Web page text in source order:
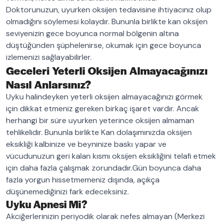
Doktorunuzun, uyurken oksijen tedavisine ihtiyacınız olup
olmadığını söylemesi kolaydır. Bununla birlikte kan oksijen
seviyenizin gece boyunca normal bölgenin altına
düştüğünden şüphelenirse, okumak için gece boyunca
izlemenizi sağlayabilirler.
Geceleri Yeterli Oksijen Almayacağınızı
Nasıl Anlarsınız?
Uyku halindeyken yeterli oksijen almayacağınızı görmek
için dikkat etmeniz gereken birkaç işaret vardır. Ancak
herhangi bir süre uyurken yeterince oksijen almaman
tehlikelidir. Bununla birlikte Kan dolaşımınızda oksijen
eksikliği kalbinize ve beyninize baskı yapar ve
vücudunuzun geri kalan kısmı oksijen eksikliğini telafi etmek
için daha fazla çalışmak zorundadır.Gün boyunca daha
fazla yorgun hissetmemeniz dışında, açıkça
düşünemediğinizi fark edeceksiniz.
Uyku Apnesi Mi?
Akciğerlerinizin periyodik olarak nefes almayan (Merkezi